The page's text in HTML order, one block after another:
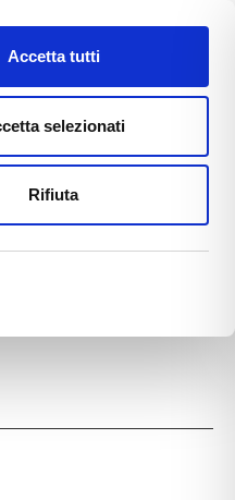
Accetta tutti
selezionati
Rifiuta
NEWS